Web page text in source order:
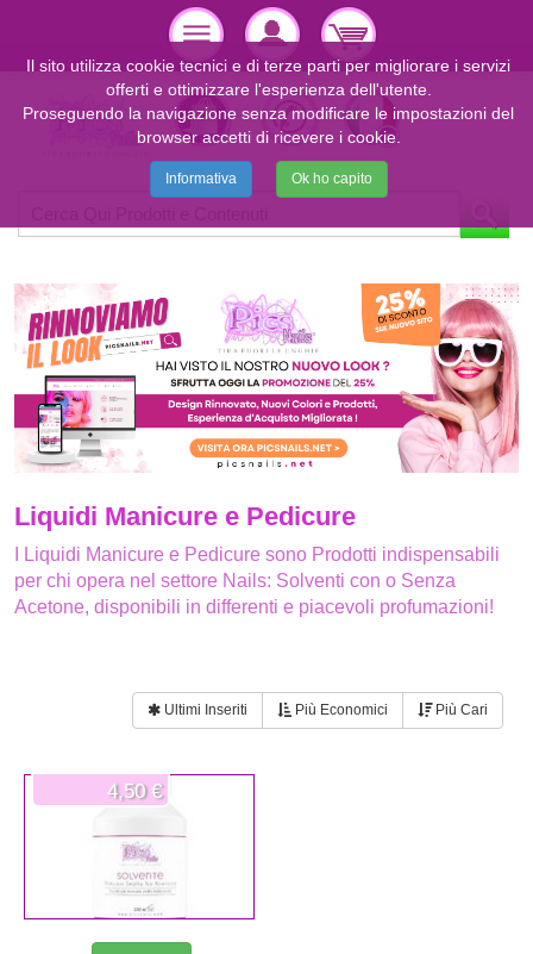
Liquidi Manicure e Pedicure
I Liquidi Manicure e Pedicure sono Prodotti indispensabili
per chi opera nel settore Nails: Solventi con o Senza
Acetone, disponibili in differenti e piacevoli profumazioni!
Ultimi Inseriti Più Economici Più Cari
4,50 €
Il sito utilizza cookie tecnici e di terze parti per migliorare i servizi
offerti e ottimizzare l'esperienza dell'utente.
Proseguendo la navigazione senza modificare le impostazioni del
browser accetti di ricevere i cookie.
Informativa Ok ho capito